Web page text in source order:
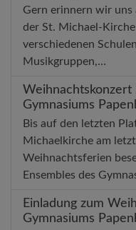
Gern erinnern wir uns
der St. Michael-
verschiedenen
Musikgruppen,…
Weihnachtskonzert
Gymnasiums
Bis auf den letzten
Michaelkirche am
Weihnachtsferien
Ensembles des
Einladung zum
Gymnasiums